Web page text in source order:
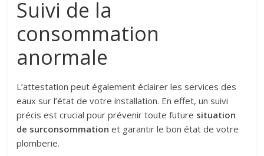
Suivi de la
consommation
anormale
L’attestation peut également éclairer les services des
eaux sur l’état de votre installation. En effet, un suivi
précis est crucial pour prévenir toute future situation
de surconsommation et garantir le bon état de votre
plomberie.